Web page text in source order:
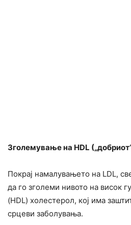
Зголемување на HDL
Покрај намалувањето на LDL,
да го зголеми нивото на висок
(HDL) холестерол, кој има
срцеви заболувања.